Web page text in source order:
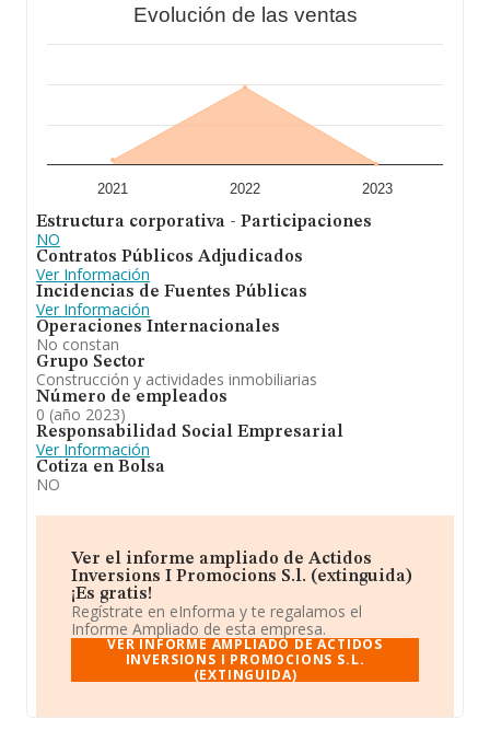
Evolución de las ventas
2021 2022 2023
Estructura corporativa - Participaciones
NO
Contratos Públicos Adjudicados
Ver Información
Incidencias de Fuentes Públicas
Ver Información
Operaciones Internacionales
No constan
Grupo Sector
Construcción y actividades inmobiliarias
Número de empleados
0 (año 2023)
Responsabilidad Social Empresarial
Ver Información
Cotiza en Bolsa
NO
Ver el informe ampliado de Actidos
Inversions I Promocions S.l. (extinguida)
¡Es gratis!
Regístrate en eInforma y te regalamos el
Informe Ampliado de esta empresa.
VER INFORME AMPLIADO DE ACTIDOS
INVERSIONS I PROMOCIONS S.L.
(EXTINGUIDA)